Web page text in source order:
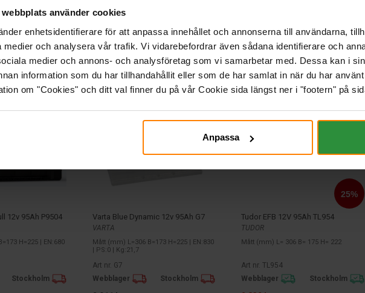
webbplats använder cookies
enhetsidentifierare för att anpassa innehållet och annonserna till användarna,
medier och analysera vår trafik. Vi vidarebefordrar även sådana identifierare och
medier och annons- och analysföretag som vi samarbetar med. Dessa kan i
information som du har tillhandahållit eller som de har samlat in när du har
om "Cookies" och ditt val finner du på vår Cookie sida längst ner i "footern" på
Anpassa
JA
och/eller tillbehör:
12v 95Ah P9504
H=225 | EN:680
Stockholm
Varta Blue Dynamic 12v 95Ah G7
VARTA
Mått (mm) L=306 B=173 H=225 | EN:830
| PS:0 | Kg:21,7
Art nr. G7
Webblager
Stockholm
Tudor EFB 12V 95Ah TL954
TUDOR
Mått (mm) L= 306 B= 175 H= 222
Art nr. TL954
Webblager
Stockholm